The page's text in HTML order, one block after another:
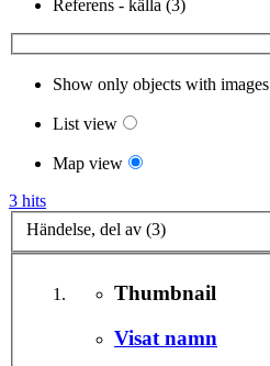
Referens - källa (3)
Show only objects with images
List view
Map view
3 hits
Händelse, del av (3)
Thumbnail
Visat namn